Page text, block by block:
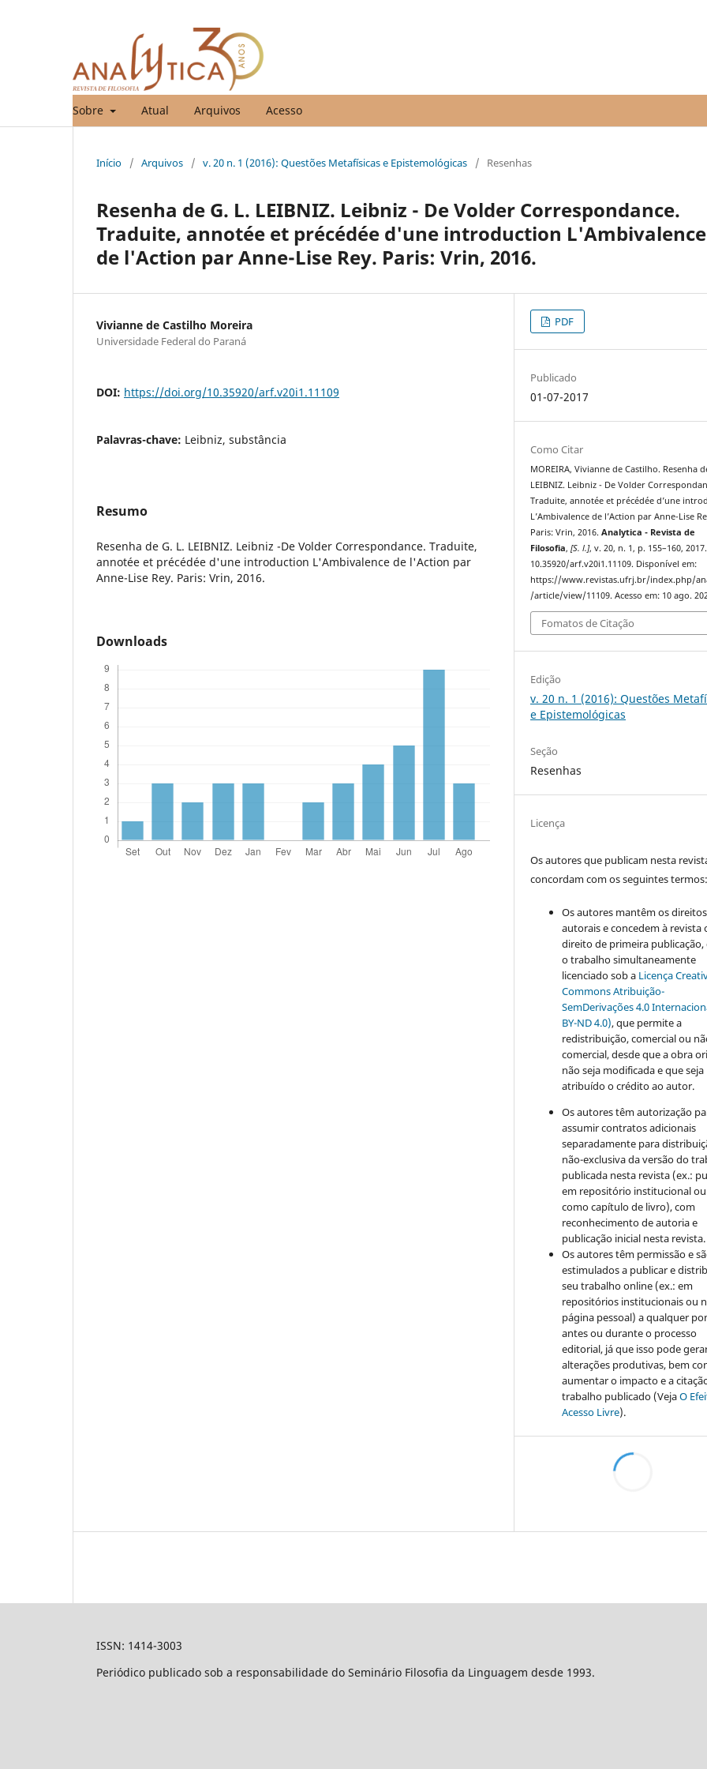
Sobre Atual Arquivos Acesso
Início / Arquivos / v. 20 n. 1 (2016): Questões Metafísicas e Epistemológicas / Resenhas
Resenha de G. L. LEIBNIZ. Leibniz - De Volder Correspondance.
Traduite, annotée et précédée d'une introduction L'Ambivalence
de l'Action par Anne-Lise Rey. Paris: Vrin, 2016.
Vivianne de Castilho Moreira
Universidade Federal do Paraná
DOI: https://doi.org/10.35920/arf.v20i1.11109
Palavras-chave: Leibniz, substância
Resumo
Resenha de G. L. LEIBNIZ. Leibniz -De Volder Correspondance. Traduite,
annotée et précédée d'une introduction L'Ambivalence de l'Action par
Anne-Lise Rey. Paris: Vrin, 2016.
Downloads
PDF
Publicado
01-07-2017
Como Citar
MOREIRA, Vivianne de Castilho. Resenha
LEIBNIZ. Leibniz - De Volder
Traduite, annotée et précédée d’une
L’Ambivalence de l’Action par Anne-Lise
Paris: Vrin, 2016.Analytica - Revista de
Filosofia,[S. l.], v. 20, n. 1, p. 155–160,
10.35920/arf.v20i1.11109. Disponível em:
https://www.revistas.ufrj.br/index.php/
/article/view/11109. Acesso em: 10 ago.
Fomatos de Citação
Edição
v. 20 n. 1 (2016): Questões
e Epistemológicas
Seção
Resenhas
Licença
Os autores que publicam nesta
concordam com os seguintes termos:
Os autores mantêm os direitos
autorais e concedem à revista
direito de primeira publicação,
o trabalho simultaneamente
licenciado sob a Licença
Commons Atribuição-
SemDerivações 4.0
BY-ND 4.0), que permite a
redistribuição, comercial ou
comercial, desde que a obra
não seja modificada e que seja
atribuído o crédito ao autor.
Os autores têm autorização
assumir contratos adicionais
separadamente para
não-exclusiva da versão do
publicada nesta revista (ex.:
em repositório institucional ou
como capítulo de livro), com
reconhecimento de autoria e
publicação inicial nesta revista.
Os autores têm permissão e
estimulados a publicar e
seu trabalho online (ex.: em
repositórios institucionais ou
página pessoal) a qualquer
antes ou durante o processo
editorial, já que isso pode
alterações produtivas, bem
aumentar o impacto e a
trabalho publicado (VejaO
Acesso Livre).
ISSN: 1414-3003
Periódico publicado sob a responsabilidade do Seminário Filosofia da Linguagem desde 1993.